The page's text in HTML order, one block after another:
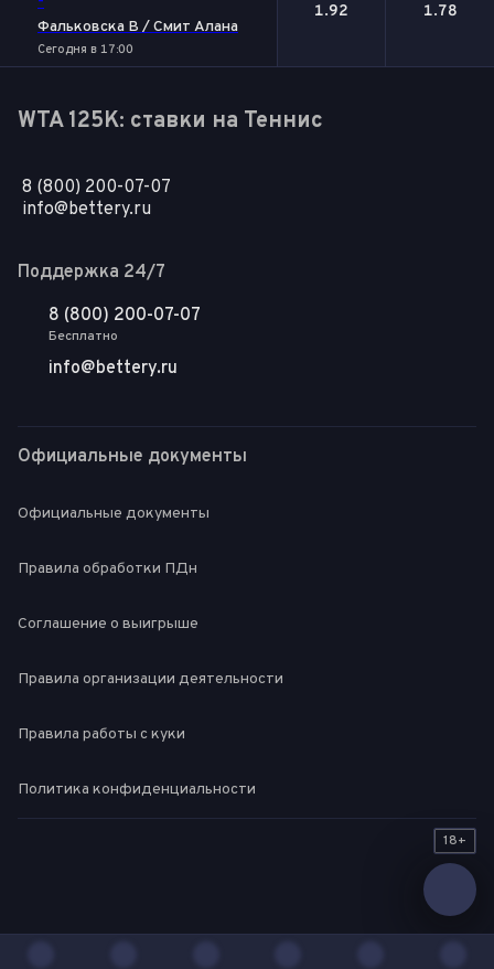
Фальковска В / Смит Алана
Сегодня в 17:00
1.92 1.78
WTA 125K: ставки на Теннис
8 (800) 200-07-07
info@bettery.ru
Поддержка 24/7
8 (800) 200-07-07
Бесплатно
info@bettery.ru
Официальные документы
Официальные документы
Правила обработки ПДн
Соглашение о выигрыше
Правила организации деятельности
Правила работы с куки
Политика конфиденциальности
18+